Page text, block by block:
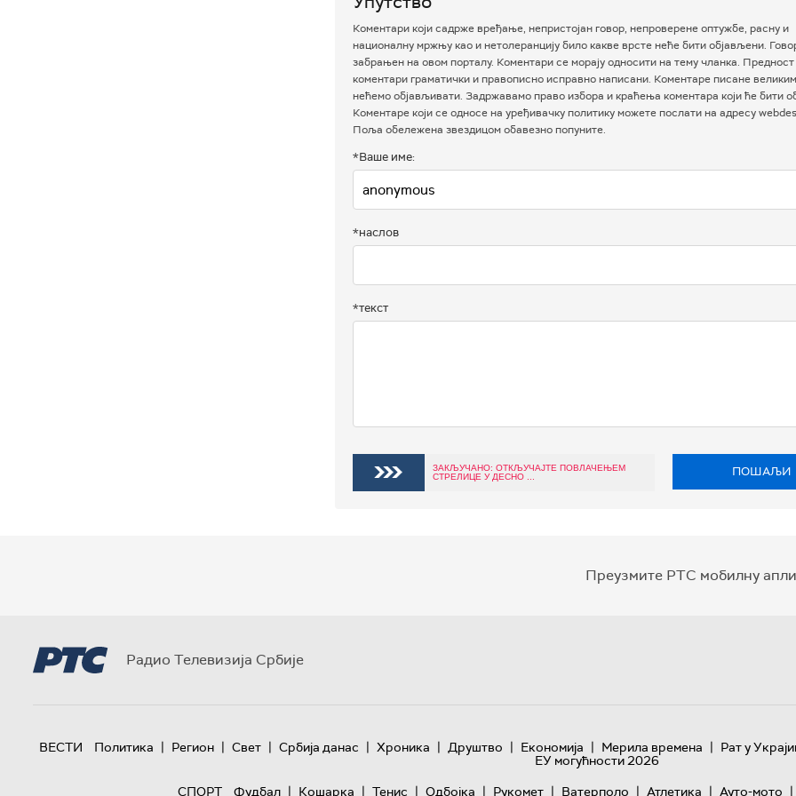
Коментари који садрже вређање, непристојан говор, непроверене оптужбе, расну и
националну мржњу као и нетолеранцију било какве врсте неће бити објављени.
забрањен на овом порталу. Коментари се морају односити на тему чланка.
коментари граматички и правописно исправно написани. Коментаре писане
нећемо објављивати. Задржавамо право избора и краћења коментара који ће бити
Коментаре који се односе на уређивачку политику можете послати на адресу
Поља обележена звездицом обавезно попуните.
*Ваше име:
*наслов
*текст
ЗАКЉУЧАНО: ОТКЉУЧАЈТЕ ПОВЛАЧЕЊЕМ
СТРЕЛИЦЕ У ДЕСНО ...
ПОШАЉИ
Преузмите РТС мобилну
Радио Телевизија Србије
ВЕСТИ Политика | Регион | Свет | Србија данас | Хроника | Друштво | Економија | Мерила времена | Рат у
ЕУ могућности 2026
СПОРТ
Фудбал | Кошарка | Тенис | Одбојка | Рукомет | Ватерполо | Атлетика | Ауто-мото |